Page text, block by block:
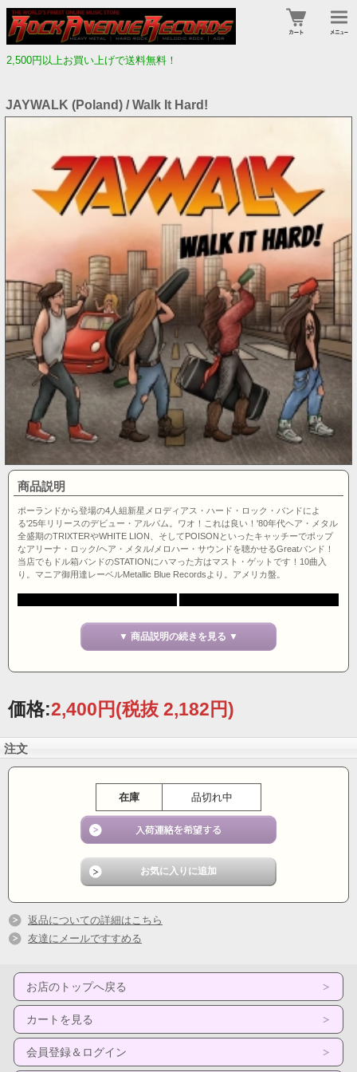
2,500円以上お買い上げで送料無料！
JAYWALK (Poland) / Walk It Hard!
商品説明
ポーランドから登場の4人組新星メロディアス・ハード・ロック・バンドによ
る'25年リリースのデビュー・アルバム。ワオ！これは良い！'80年代ヘア・メタル
全盛期のTRIXTERやWHITE LION、そしてPOISONといったキャッチーでポップ
なアリーナ・ロック/ヘア・メタル/メロハー・サウンドを聴かせるGreatバンド！
当店でもドル箱バンドのSTATIONにハマった方はマスト・ゲットです！10曲入
り。マニア御用達レーベルMetallic Blue Recordsより。アメリカ盤。
▼ 商品説明の続きを見る ▼
価格:2,400円(税抜 2,182円)
注文
在庫 品切れ中
返品についての詳細はこちら
友達にメールですすめる
お店のトップへ戻る
カートを見る
会員登録＆ログイン